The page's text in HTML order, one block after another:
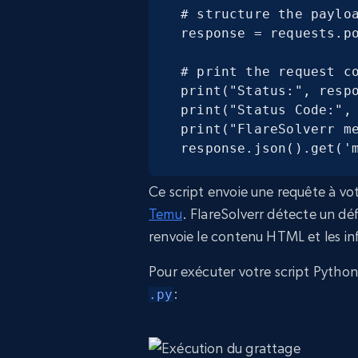
# structure the
response =
# print the request
print("Status:",
print("Status Code:",
print("FlareSolverr
Ce script envoie une requête à
Temu. FlareSolverr détecte un
renvoie le contenu HTML et les
Pour exécuter votre script
.py :